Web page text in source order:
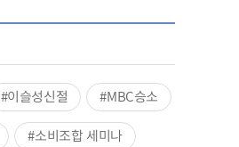
#이슬성신절
#MBC승소
#소비조합 세미나